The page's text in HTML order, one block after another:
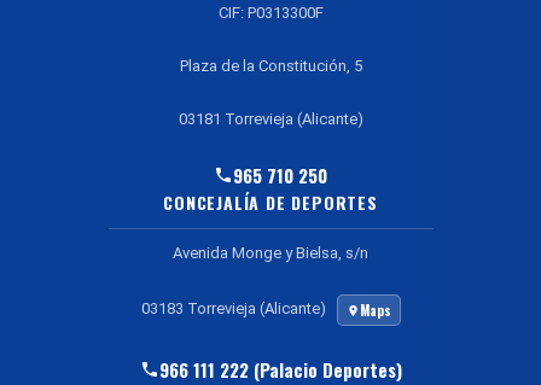
CIF: P0313300F
Plaza de la Constitución, 5
03181 Torrevieja (Alicante)
965 710 250
CONCEJALÍA DE DEPORTES
Avenida Monge y Bielsa, s/n
03183 Torrevieja (Alicante) Maps
966 111 222 (Palacio Deportes)